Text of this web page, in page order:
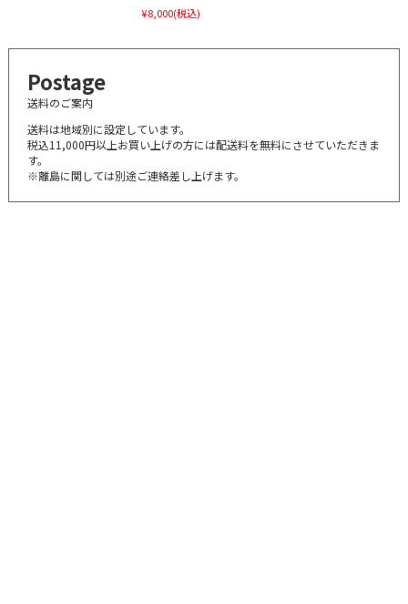
¥8,000(税込)
Postage
送料のご案内
送料は地域別に設定しています。
税込11,000円以上お買い上げの方には配送料を無料にさせていただきま
す。
※離島に関しては別途ご連絡差し上げます。